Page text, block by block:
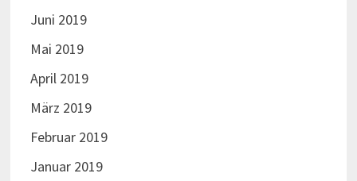
Juni 2019
Mai 2019
April 2019
März 2019
Februar 2019
Januar 2019